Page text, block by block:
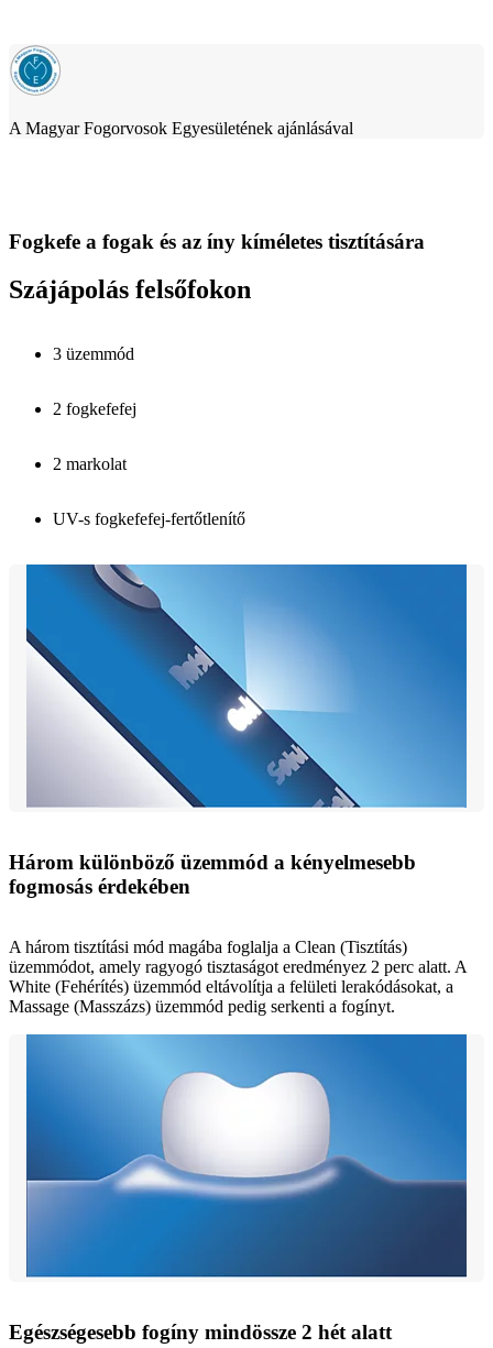
A Magyar Fogorvosok Egyesületének ajánlásával
Fogkefe a fogak és az íny kíméletes tisztítására
Szájápolás felsőfokon
3 üzemmód
2 fogkefefej
2 markolat
UV-s fogkefefej-fertőtlenítő
Három különböző üzemmód a kényelmesebb
fogmosás érdekében
A három tisztítási mód magába foglalja a Clean (Tisztítás)
üzemmódot, amely ragyogó tisztaságot eredményez 2 perc alatt. A
White (Fehérítés) üzemmód eltávolítja a felületi lerakódásokat, a
Massage (Masszázs) üzemmód pedig serkenti a fogínyt.
Egészségesebb fogíny mindössze 2 hét alatt